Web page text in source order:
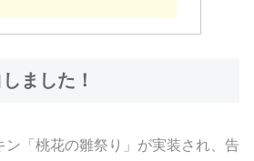
ました！
ン「桃花の雛祭り」が実装され、告